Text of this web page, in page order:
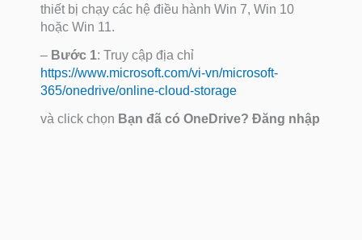
thiết bị chạy các hệ điều hành Win 7, Win 10
hoặc Win 11.
– Bước 1: Truy cập địa chỉ
https://www.microsoft.com/vi-vn/microsoft-
365/onedrive/online-cloud-storage
và click chọn Bạn đã có OneDrive? Đăng nhập